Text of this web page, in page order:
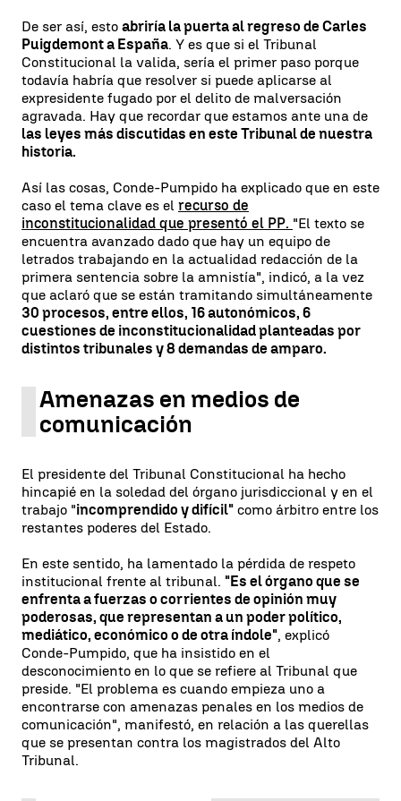
De ser así, esto abriría la puerta al regreso de Carles
Puigdemont a España. Y es que si el Tribunal
Constitucional la valida, sería el primer paso porque
todavía habría que resolver si puede aplicarse al
expresidente fugado por el delito de malversación
agravada. Hay que recordar que estamos ante una de
las leyes más discutidas en este Tribunal de nuestra
historia.
Así las cosas, Conde-Pumpido ha explicado que en este
caso el tema clave es el recurso de
inconstitucionalidad que presentó el PP. "El texto se
encuentra avanzado dado que hay un equipo de
letrados trabajando en la actualidad redacción de la
primera sentencia sobre la amnistía", indicó, a la vez
que aclaró que se están tramitando simultáneamente
30 procesos, entre ellos, 16 autonómicos, 6
cuestiones de inconstitucionalidad planteadas por
distintos tribunales y 8 demandas de amparo.
Amenazas en medios de
comunicación
El presidente del Tribunal Constitucional ha hecho
hincapié en la soledad del órgano jurisdiccional y en el
trabajo "incomprendido y difícil" como árbitro entre los
restantes poderes del Estado.
En este sentido, ha lamentado la pérdida de respeto
institucional frente al tribunal. "Es el órgano que se
enfrenta a fuerzas o corrientes de opinión muy
poderosas, que representan a un poder político,
mediático, económico o de otra índole", explicó
Conde-Pumpido, que ha insistido en el
desconocimiento en lo que se refiere al Tribunal que
preside. "El problema es cuando empieza uno a
encontrarse con amenazas penales en los medios de
comunicación", manifestó, en relación a las querellas
que se presentan contra los magistrados del Alto
Tribunal.